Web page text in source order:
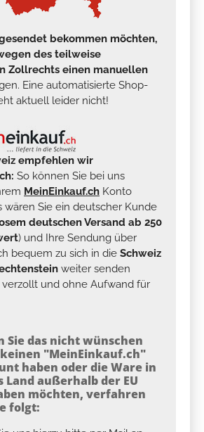
bekommen möchten,
des teilweise
Zollrechts einen manuellen
Eine automatisierte Shop-
aktuell leider nicht!
empfehlen wir
So können Sie bei uns
MeinEinkauf.ch Konto
wären Sie ein deutscher Kunde
deutschen Versand ab 250
) und Ihre Sendung über
bequem zu sich in die Schweiz
weiter senden
verzollt und ohne Aufwand für
Sie das nicht wünschen
"MeinEinkauf.ch"
haben oder die Ware in
Land außerhalb der EU
möchten, verfahren
folgt: